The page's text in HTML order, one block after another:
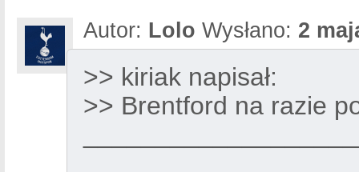
Autor: Lolo Wysłano: 2
>> kiriak napisał:
>> Brentford na razie